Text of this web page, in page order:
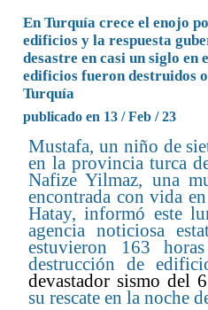
En Turquía crece el enojo
edificios y la respuesta
desastre en casi un siglo en
edificios fueron destruidos
Turquía
publicado en 13 / Feb / 23
Mustafa, un niño de
en la provincia turca
Nafize Yilmaz, una
encontrada con vida
Hatay, informó este
agencia noticiosa
estuvieron 163
destrucción de
devastador sismo del
su rescate en la noche